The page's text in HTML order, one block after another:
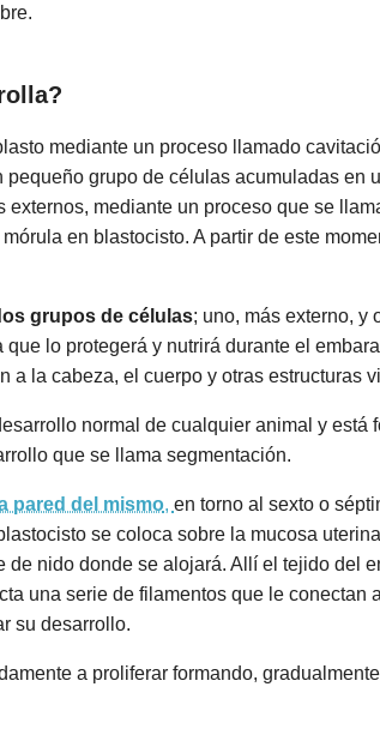
mediante un proceso llamado
grupo de células acumuladas en
externos, mediante un proceso que se
en blastocisto. A partir de este
grupos de células; uno, más externo, y
lo protegerá y nutrirá durante el
a la cabeza, el cuerpo y otras estructuras
normal de cualquier animal y está
que se llama segmentación.
pared del mismo, en torno al sexto o
se coloca sobre la mucosa
nido donde se alojará. Allí el tejido del
una serie de filamentos que le conectan
su desarrollo.
a proliferar formando,